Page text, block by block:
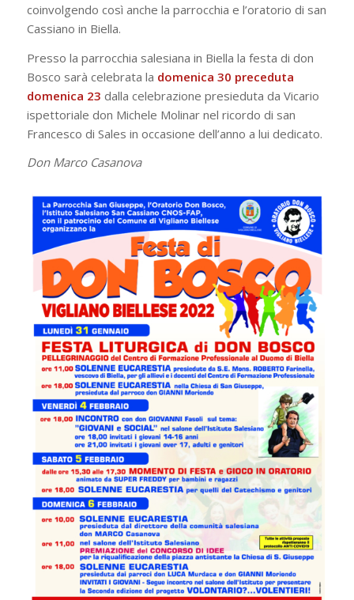
coinvolgendo così anche la parrocchia e l’oratorio di san
Cassiano in Biella.
Presso la parrocchia salesiana in Biella la festa di don
Bosco sarà celebrata la domenica 30 preceduta
domenica 23 dalla celebrazione presieduta da Vicario
ispettoriale don Michele Molinar nel ricordo di san
Francesco di Sales in occasione dell’anno a lui dedicato.
Don Marco Casanova